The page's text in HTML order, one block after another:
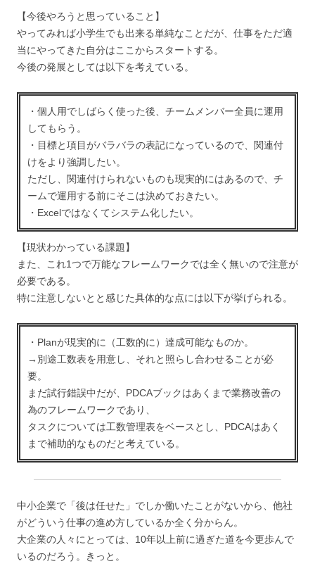
【今後やろうと思っていること】
やってみれば小学生でも出来る単純なことだが、仕事をただ適
当にやってきた自分はここからスタートする。
今後の発展としては以下を考えている。
・個人用でしばらく使った後、チームメンバー全員に運用
してもらう。
・目標と項目がバラバラの表記になっているので、関連付
けをより強調したい。
ただし、関連付けられないものも現実的にはあるので、チ
ームで運用する前にそこは決めておきたい。
・Excelではなくてシステム化したい。
【現状わかっている課題】
また、これ1つで万能なフレームワークでは全く無いので注意が
必要である。
特に注意しないとと感じた具体的な点には以下が挙げられる。
・Planが現実的に（工数的に）達成可能なものか。
→別途工数表を用意し、それと照らし合わせることが必
要。
まだ試行錯誤中だが、PDCAブックはあくまで業務改善の
為のフレームワークであり、
タスクについては工数管理表をベースとし、PDCAはあく
まで補助的なものだと考えている。
中小企業で「後は任せた」でしか働いたことがないから、他社
がどういう仕事の進め方しているか全く分からん。
大企業の人々にとっては、10年以上前に過ぎた道を今更歩んで
いるのだろう。きっと。